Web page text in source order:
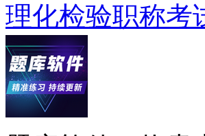
理化检验职称考